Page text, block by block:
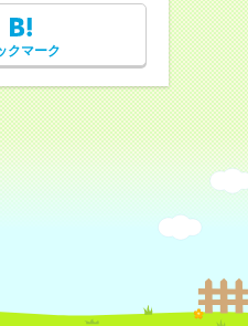
クマーク